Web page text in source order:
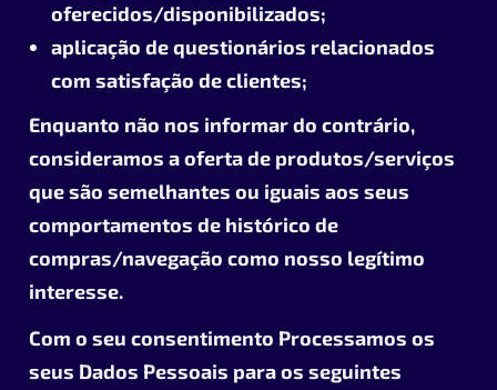
oferecidos/disponibilizados;
aplicação de questionários relacionados
com satisfação de clientes;
Enquanto não nos informar do contrário,
consideramos a oferta de produtos/serviços
que são semelhantes ou iguais aos seus
comportamentos de histórico de
compras/navegação como nosso legítimo
interesse.
Com o seu consentimento Processamos os
seus Dados Pessoais para os seguintes